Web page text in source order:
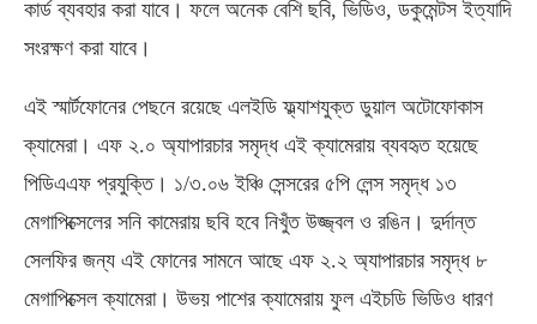
কার্ড ব্যবহার করা যাবে। ফলে অনেক বেশি ছবি, ভিডিও, ডকুমেন্টস ইত্যাদি
সংরক্ষণ করা যাবে।
এই স্মার্টফোনের পেছনে রয়েছে এলইডি ফ্ল্যাশযুক্ত ডুয়াল অটোফোকাস
ক্যামেরা। এফ ২.০ অ্যাপারচার সমৃদ্ধ এই ক্যামেরায় ব্যবহৃত হয়েছে
পিডিএএফ প্রযুক্তি। ১/৩.০৬ ইঞ্চি সেন্সরের ৫পি লেন্স সমৃদ্ধ ১৩
মেগাপিক্সেলের সনি কামেরায় ছবি হবে নিখুঁত উজ্জ্বল ও রঙিন। দুর্দান্ত
সেলফির জন্য এই ফোনের সামনে আছে এফ ২.২ অ্যাপারচার সমৃদ্ধ ৮
মেগাপিক্সেল ক্যামেরা। উভয় পাশের ক্যামেরায় ফুল এইচডি ভিডিও ধারণ